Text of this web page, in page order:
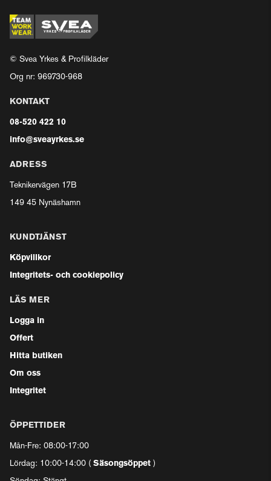
© Svea Yrkes & Profilkläder
Org nr: 969730-968
KONTAKT
08-520 422 10
info@sveayrkes.se
ADRESS
Teknikervägen 17B
149 45 Nynäshamn
KUNDTJÄNST
Köpvillkor
Integritets- och cookiepolicy
LÄS MER
Logga in
Offert
Hitta butiken
Om oss
Integritet
ÖPPETTIDER
Mån-Fre: 08:00-17:00
Lördag: 10:00-14:00 ( Säsongsöppet )